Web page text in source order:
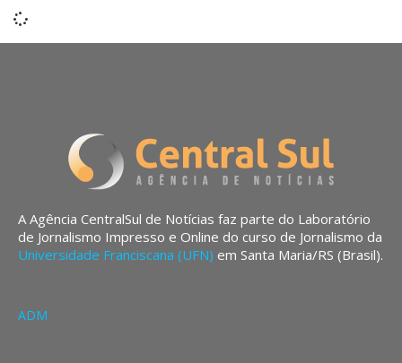
A Agência CentralSul de Notícias faz parte do Laboratório
de Jornalismo Impresso e Online do curso de Jornalismo da
Universidade Franciscana (UFN) em Santa Maria/RS (Brasil).
ADM